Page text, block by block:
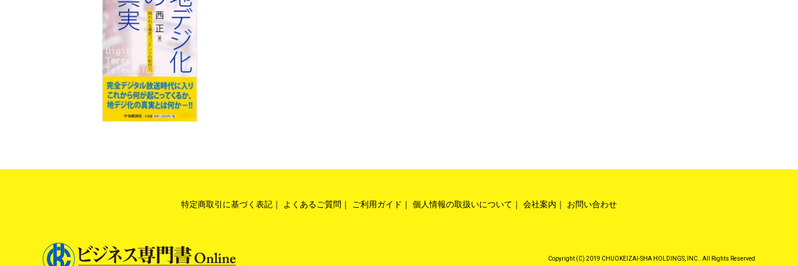
特定商取引に基づく表記 よくあるご質問 ご利用ガイド 個人情報の取扱いについて 会社案内 お問い合わせ
Copyright (C) 2019 CHUOKEIZAI-SHA HOLDINGS, INC.. All Rights Reserved